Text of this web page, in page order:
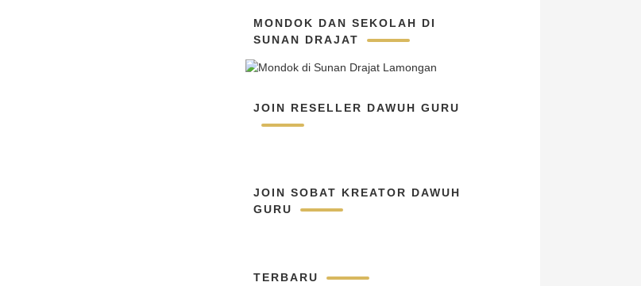
MONDOK DAN SEKOLAH DI
SUNAN DRAJAT
JOIN RESELLER DAWUH GURU
JOIN SOBAT KREATOR DAWUH
GURU
TERBARU